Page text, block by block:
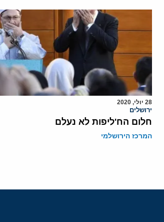
28 יולי, 2020
ירושלים
חלום הח'ליפות לא נעלם
המרכז הירושלמי